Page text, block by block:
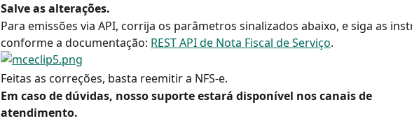
Salve as alterações.
Para emissões via API, corrija os parâmetros sinalizados abaixo, e siga as
conforme a documentação: REST API de Nota Fiscal de Serviço.
Feitas as correções, basta reemitir a NFS-e.
Em caso de dúvidas, nosso suporte estará disponível nos canais de
atendimento.